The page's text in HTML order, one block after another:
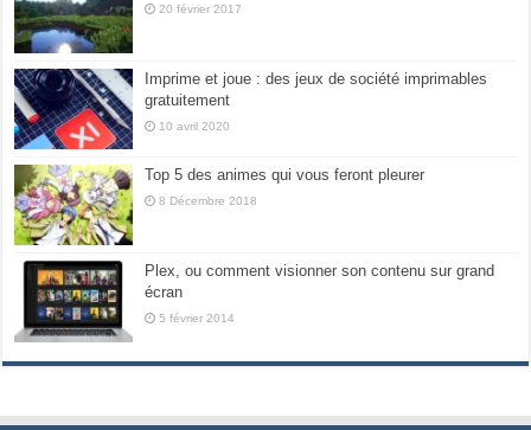
20 février 2017
Imprime et joue : des jeux de société imprimables
gratuitement
10 avril 2020
Top 5 des animes qui vous feront pleurer
8 Décembre 2018
Plex, ou comment visionner son contenu sur grand
écran
5 février 2014